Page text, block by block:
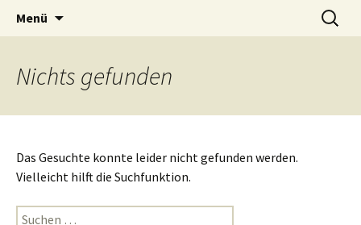
Menü
Suchen
nach:
Nichts gefunden
Das Gesuchte konnte leider nicht gefunden werden.
Vielleicht hilft die Suchfunktion.
Suchen